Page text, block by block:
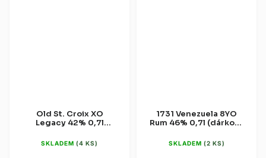
Old St. Croix XO
Legacy 42% 0,7l
SKLADEM (4 KS)
1731 Venezuela 8YO
Rum 46% 0,7l (dárková
SKLADEM (2 KS)